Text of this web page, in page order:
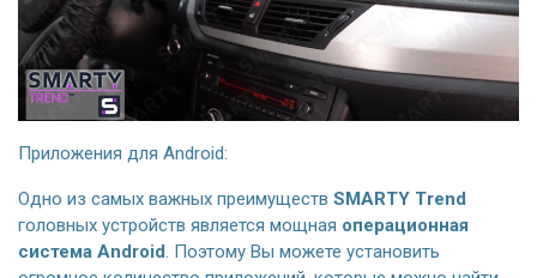
Приложения для Android:
Одно из самых важных преимуществ SMARTY Trend
головных устройств является мощная операционная
система Android. Поэтому Вы можете установить